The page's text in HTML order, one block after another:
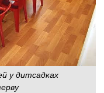
у дитсадках